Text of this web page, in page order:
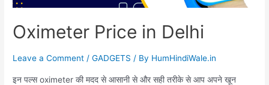
Oximeter Price in Delhi
Leave a Comment /GADGETS / By HumHindiWale.in
इन पल्स oximeter की मदद से आसानी से और सही तरीके से आप अपने खून